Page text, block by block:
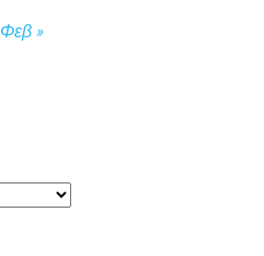
Φεβ »